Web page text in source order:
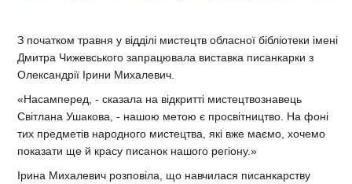
З початком травня у відділі мистецтв обласної бібліотеки імені
Дмитра Чижевського запрацювала виставка писанкарки з
Олександрії Ірини Михалевич.
«Насамперед, - сказала на відкритті мистецтвознавець
Світлана Ушакова, - нашою метою є просвітництво. На фоні
тих предметів народного мистецтва, які вже маємо, хочемо
показати ще й красу писанок нашого регіону.»
Ірина Михалевич розповіла, що навчилася писанкарству